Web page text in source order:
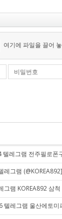
여기에 파일을 끌어
비밀번호
텔레그램 전주필로
레그램
그램 KOREA892 삼
텔레그램 울산에토